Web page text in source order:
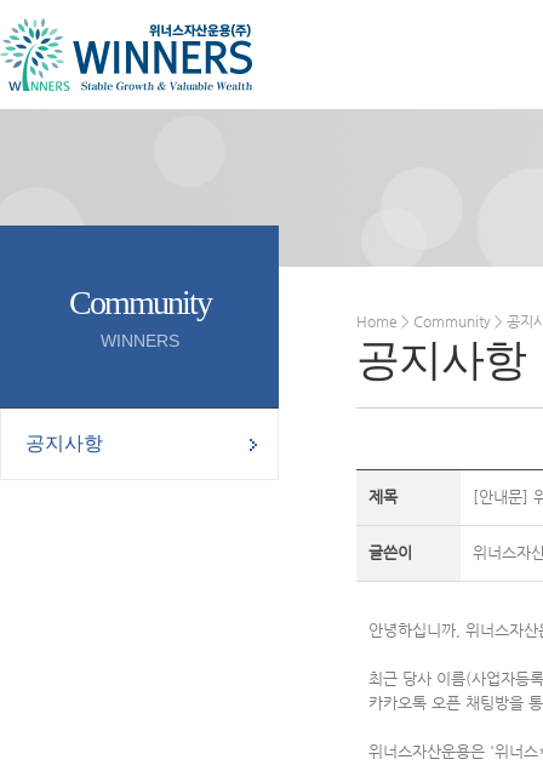
Community
WINNERS
공지사항
Home > Community > 공지
공지사항
제목 [안내문]
글쓴이 위너스자
안녕하십니까, 위너스자산
최근 당사 이름(사업자등
카카오톡 오픈 채팅방을
위너스자산운용은 '위너